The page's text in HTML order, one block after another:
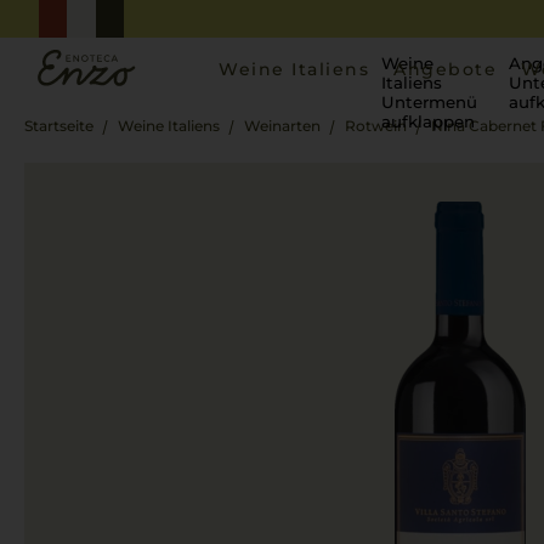
Weine Italiens
Weine
Italiens
Untermenü
aufklappen
Angebote
Startseite Weine Italiens Weinarten Rotwein Nina Cabernet